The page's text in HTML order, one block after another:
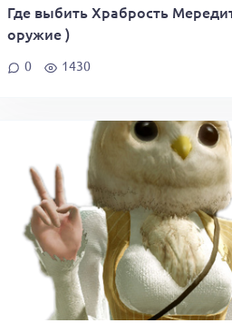
Где выбить Храбрость
оружие )
0 1430